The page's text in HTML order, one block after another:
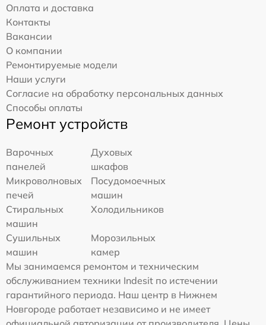
Оплата и доставка
Контакты
Вакансии
О компании
Ремонтируемые модели
Наши услуги
Согласие на обработку персональных данных
Способы оплаты
Ремонт устройств
Варочных
панелей
Духовых
шкафов
Микроволновых
печей
Посудомоечных
машин
Стиральных
машин
Холодильников
Сушильных
машин
Морозильных
камер
Мы занимаемся ремонтом и техническим
обслуживанием техники Indesit по истечении
гарантийного периода. Наш центр в Нижнем
Новгороде работает независимо и не имеет